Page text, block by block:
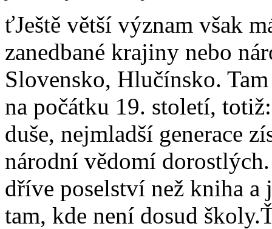
ťJeště větší význam však
zanedbané krajiny nebo
Slovensko, Hlučínsko.
na počátku 19. století,
duše, nejmladší generace
národní vědomí
dříve poselství než kniha
tam, kde není dosud